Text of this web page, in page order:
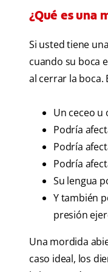
¿Qué es una
Si usted tiene
cuando su boca
al cerrar la
Un ceceo
Podría
Podría
Podría
Su lengua
Y también
presión
Una mordida
caso ideal, los